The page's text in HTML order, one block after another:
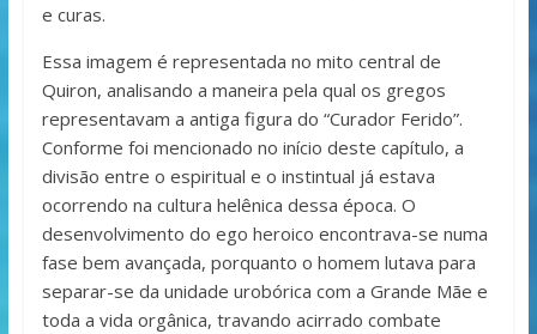
e curas.
Essa imagem é representada no mito central de
Quiron, analisando a maneira pela qual os gregos
representavam a antiga figura do “Curador Ferido”.
Conforme foi mencionado no início deste capítulo, a
divisão entre o espiritual e o instintual já estava
ocorrendo na cultura helênica dessa época. O
desenvolvimento do ego heroico encontrava-se numa
fase bem avançada, porquanto o homem lutava para
separar-se da unidade urobórica com a Grande Mãe e
toda a vida orgânica, travando acirrado combate